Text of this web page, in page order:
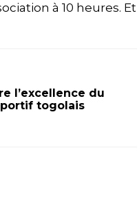
à 10 heures. Et
l’excellence du
togolais